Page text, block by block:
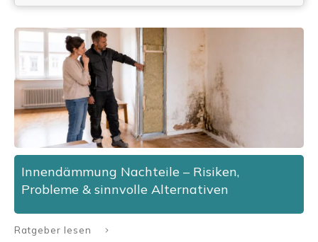
Innendämmung Nachteile – Risiken,
Probleme & sinnvolle Alternativen
Ratgeber lesen